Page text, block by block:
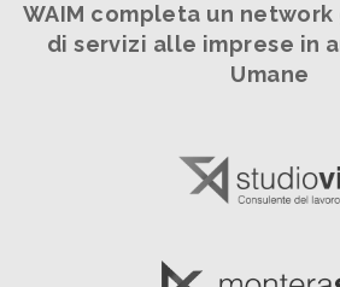
WAIM completa un
di servizi alle imprese in
Umane